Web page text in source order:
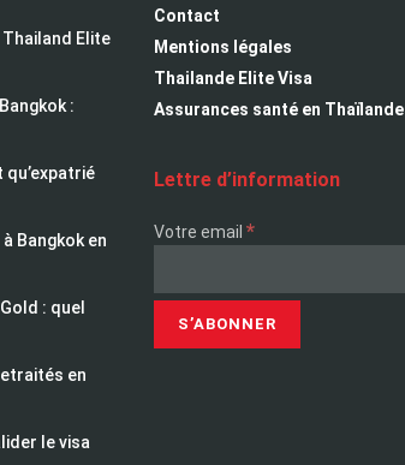
Elite
:
Bangkok en
: quel
en
le visa
Contact
Mentions légales
Thailande Elite Visa
Assurances santé en Thaïlande
Lettre d’information
Votre email *